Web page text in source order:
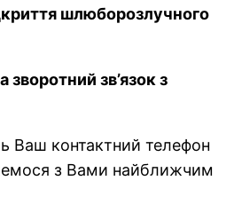
шлюборозлучного
зворотний зв’язок з
Ваш контактний телефон
з Вами найближчим